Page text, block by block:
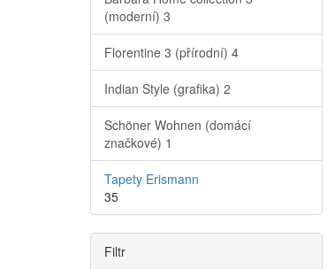
(moderní) 3
Florentine 3 (přírodní) 4
Indian Style (grafika) 2
Schöner Wohnen (domácí
značkové) 1
Tapety Erismann
35
Filtr